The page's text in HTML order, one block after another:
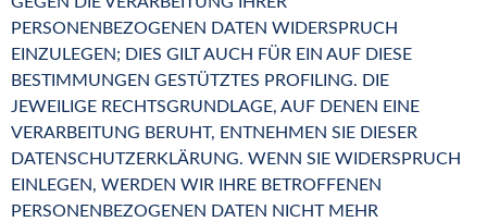
PERSONENBEZOGENEN DATEN WIDERSPRUCH
EINZULEGEN; DIES GILT AUCH FÜR EIN AUF DIESE
BESTIMMUNGEN GESTÜTZTES PROFILING. DIE
JEWEILIGE RECHTSGRUNDLAGE, AUF DENEN EINE
VERARBEITUNG BERUHT, ENTNEHMEN SIE DIESER
DATENSCHUTZERKLÄRUNG. WENN SIE WIDERSPRUCH
EINLEGEN, WERDEN WIR IHRE BETROFFENEN
PERSONENBEZOGENEN DATEN NICHT MEHR